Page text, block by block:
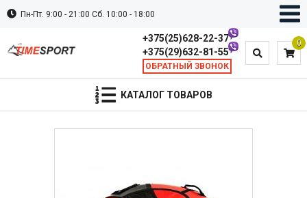
Пн-Пт. 9:00 - 21:00 Сб. 10:00 - 18:00
0
+375(25)628-22-37
+375(29)632-81-55
ОБРАТНЫЙ ЗВОНОК
КАТАЛОГ ТОВАРОВ